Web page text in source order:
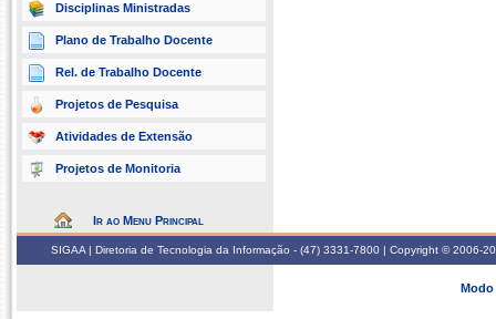
Disciplinas Ministradas
Plano de Trabalho Docente
Rel. de Trabalho Docente
Projetos de Pesquisa
Atividades de Extensão
Projetos de Monitoria
Ir ao Menu Principal
SIGAA | Diretoria de Tecnologia da Informação - (47) 3331-7800 | Copyright © 2006-
Modo